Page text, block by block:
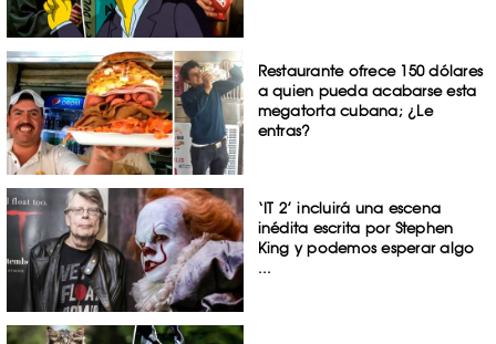
Restaurante ofrece 150 dólares
a quien pueda acabarse esta
megatorta cubana; ¿Le
entras?
‘IT 2’ incluirá una escena
inédita escrita por Stephen
King y podemos esperar algo
...